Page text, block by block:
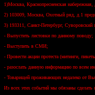
1)Москва, Краснопресненская
2) 103009, Москва, Охотный ряд, д.1
3) 193311, Санкт-Петербург,
- Выпустить листовки по данному поводу;
- Выступить в СМИ;
- Провести акции протеста (митинги,
- разослать данную информацию по всем
- Товарищей проживающих недалеко от
Из всех этих событий мы обязаны